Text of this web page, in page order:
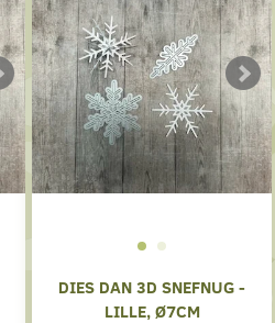
DIES DAN 3D SNEFNUG -
LILLE, Ø7CM